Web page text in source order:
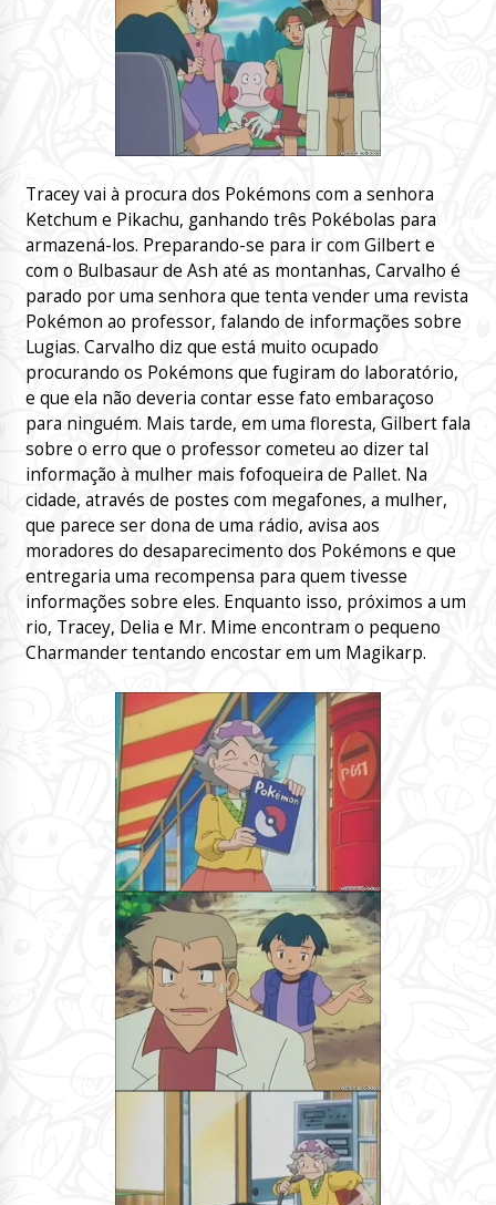
Tracey vai à procura dos Pokémons com a senhora
Ketchum e Pikachu, ganhando três Pokébolas para
armazená-los. Preparando-se para ir com Gilbert e
com o Bulbasaur de Ash até as montanhas, Carvalho é
parado por uma senhora que tenta vender uma revista
Pokémon ao professor, falando de informações sobre
Lugias. Carvalho diz que está muito ocupado
procurando os Pokémons que fugiram do laboratório,
e que ela não deveria contar esse fato embaraçoso
para ninguém. Mais tarde, em uma floresta, Gilbert fala
sobre o erro que o professor cometeu ao dizer tal
informação à mulher mais fofoqueira de Pallet. Na
cidade, através de postes com megafones, a mulher,
que parece ser dona de uma rádio, avisa aos
moradores do desaparecimento dos Pokémons e que
entregaria uma recompensa para quem tivesse
informações sobre eles. Enquanto isso, próximos a um
rio, Tracey, Delia e Mr. Mime encontram o pequeno
Charmander tentando encostar em um Magikarp.